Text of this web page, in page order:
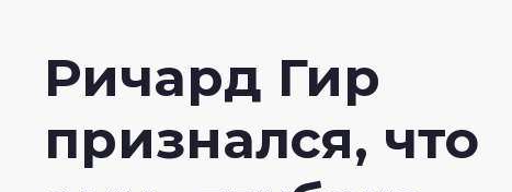
Ричард Гир
признался, что